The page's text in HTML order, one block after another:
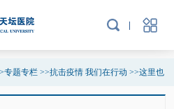
专题专栏>>抗击疫情 我们在行动 >>这里也